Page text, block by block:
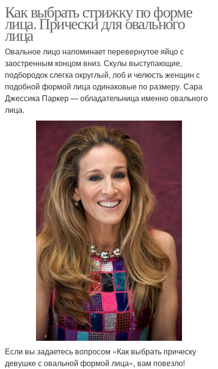
Как выбрать стрижку по форме
лица. Прически для овального
лица
Овальное лицо напоминает перевернутое яйцо с
заостренным концом вниз. Скулы выступающие,
подбородок слегка округлый, лоб и челюсть женщин с
подобной формой лица одинаковые по размеру. Сара
Джессика Паркер — обладательница именно овального
лица.
Если вы задаетесь вопросом «Как выбрать прическу
девушке с овальной формой лица», вам повезло!